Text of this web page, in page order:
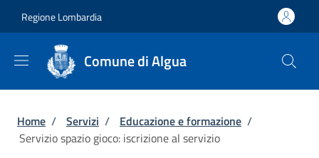
Regione Lombardia
Comune di Algua
Briciole di pane
Home / Servizi / Educazione e formazione /
Servizio spazio gioco: iscrizione al servizio